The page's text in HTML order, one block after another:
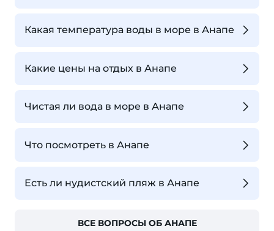
Какая температура воды в море в Анапе
Какие цены на отдых в Анапе
Чистая ли вода в море в Анапе
Что посмотреть в Анапе
Есть ли нудистский пляж в Анапе
ВСЕ ВОПРОСЫ ОБ АНАПЕ